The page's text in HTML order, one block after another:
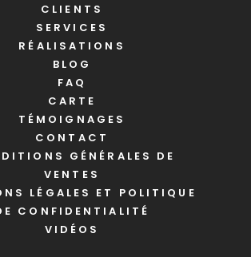
CLIENTS
SERVICES
RÉALISATIONS
BLOG
FAQ
CARTE
TÉMOIGNAGES
CONTACT
GÉNÉRALES DE
VENTES
LÉGALES ET POLITIQUE
CONFIDENTIALITÉ
VIDÉOS